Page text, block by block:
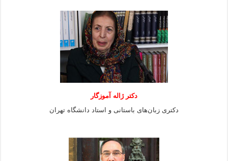
دکتر ژاله آموزگار
دکتری زبان‌های باستانی و استاد دانشگاه تهران